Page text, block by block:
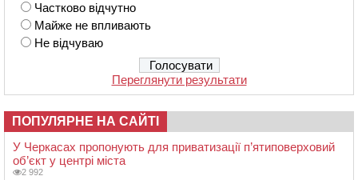
Частково відчутно
Майже не впливають
Не відчуваю
Переглянути результати
ПОПУЛЯРНЕ НА САЙТІ
У Черкасах пропонують для приватизації п’ятиповерховий
об’єкт у центрі міста
2 992